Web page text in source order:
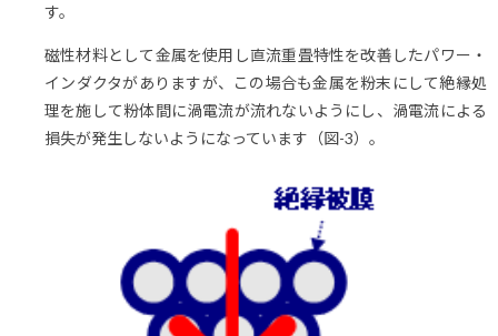
す。
磁性材料として金属を使用し直流重畳特性を改善したパワー・
インダクタがありますが、この場合も金属を粉末にして絶縁処
理を施して粉体間に渦電流が流れないようにし、渦電流による
損失が発生しないようになっています（図-3）。